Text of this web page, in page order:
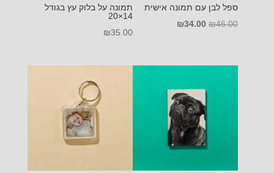
ספל לבן עם תמונה אישית
₪46.00
המחיר₪34.00
תמונה על בלוק עץ בגודל
14×20
₪35.00